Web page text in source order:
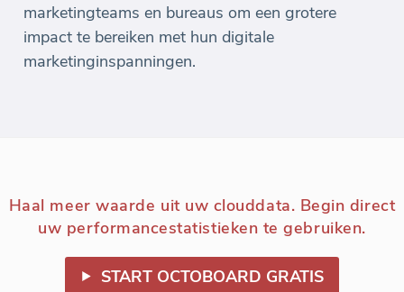
marketingteams en bureaus om een grotere
impact te bereiken met hun digitale
marketinginspanningen.
Haal meer waarde uit uw clouddata. Begin direct
uw performancestatistieken te gebruiken.
START OCTOBOARD GRATIS